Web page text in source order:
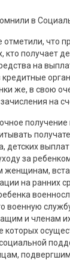
в
отметили, что
кто получает
на
кредитные
же, в свою
на
детских
за
женщинам,
на ранних
военную
и членам
которых